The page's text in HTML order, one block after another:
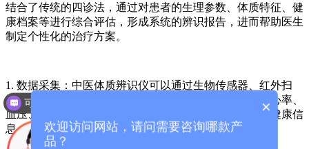
结合了传统的四诊法，通过对患者的生理参数、体质特征、健
康档案等进行综合评估，形成系统的辨识报告，进而帮助医生
制定个性化的治疗方案。
1. 数据采集：中医体质辨识仪可以通过生物传感器、红外扫
描、心电图等技术手段，获取患者的基本生理数据，如心率、
血压、皮肤温度等。这些数据能够为医生提供更全面的健康信
息。
×
欢迎访问网站，请问需要咨询哪款产
品？